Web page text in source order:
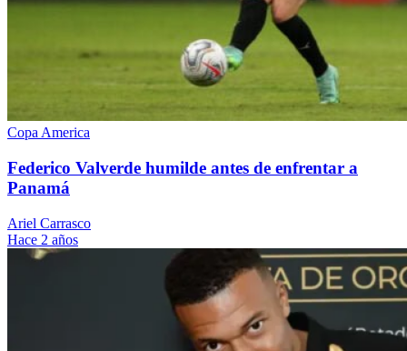
Copa America
Federico Valverde humilde antes de enfrentar a
Panamá
Ariel Carrasco
Hace 2 años